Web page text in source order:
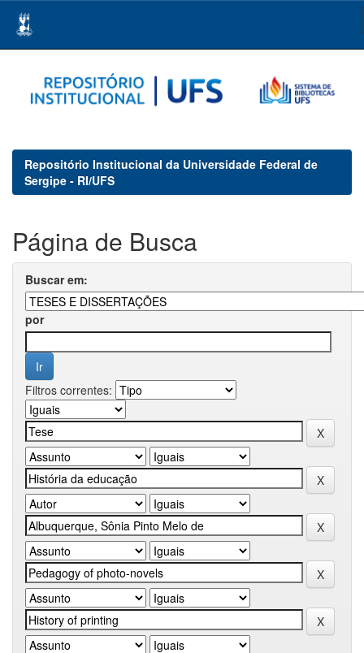
navigation
Repositório Institucional da Universidade Federal de
Sergipe - RI/UFS
Página de Busca
Buscar em:
por
Filtros correntes: